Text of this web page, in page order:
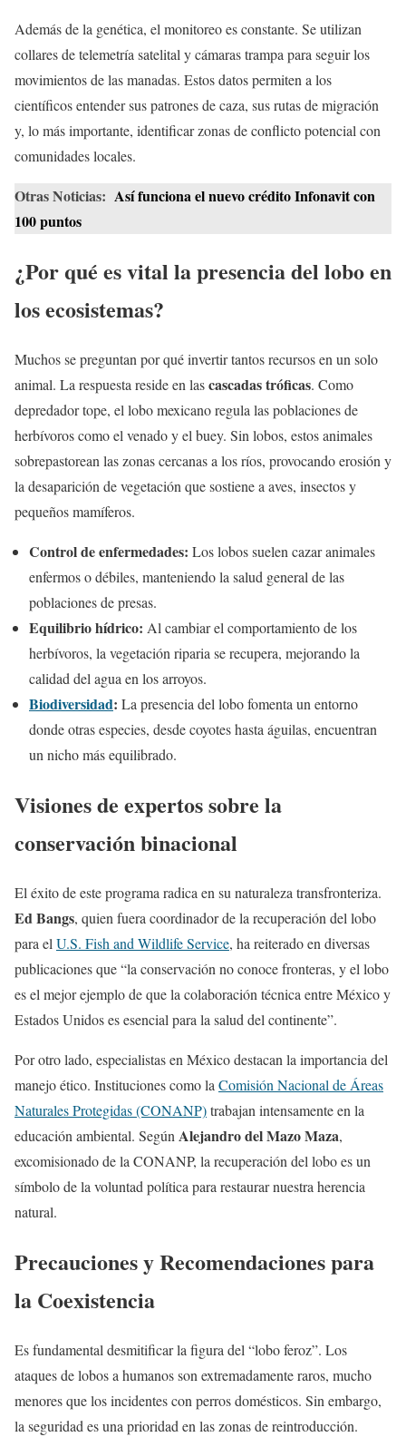
Además de la genética, el monitoreo es constante. Se utilizan
collares de telemetría satelital y cámaras trampa para seguir los
movimientos de las manadas. Estos datos permiten a los
científicos entender sus patrones de caza, sus rutas de migración
y, lo más importante, identificar zonas de conflicto potencial con
comunidades locales.
Otras Noticias: Así funciona el nuevo crédito Infonavit con
100 puntos
¿Por qué es vital la presencia del lobo en
los ecosistemas?
Muchos se preguntan por qué invertir tantos recursos en un solo
animal. La respuesta reside en lascascadas tróficas. Como
depredador tope, el lobo mexicano regula las poblaciones de
herbívoros como el venado y el buey. Sin lobos, estos animales
sobrepastorean las zonas cercanas a los ríos, provocando erosión y
la desaparición de vegetación que sostiene a aves, insectos y
pequeños mamíferos.
Control de enfermedades: Los lobos suelen cazar animales
enfermos o débiles, manteniendo la salud general de las
poblaciones de presas.
Equilibrio hídrico: Al cambiar el comportamiento de los
herbívoros, la vegetación riparia se recupera, mejorando la
calidad del agua en los arroyos.
Biodiversidad: La presencia del lobo fomenta un entorno
donde otras especies, desde coyotes hasta águilas, encuentran
un nicho más equilibrado.
Visiones de expertos sobre la
conservación binacional
El éxito de este programa radica en su naturaleza transfronteriza.
Ed Bangs, quien fuera coordinador de la recuperación del lobo
para el U.S. Fish and Wildlife Service, ha reiterado en diversas
publicaciones que “la conservación no conoce fronteras, y el lobo
es el mejor ejemplo de que la colaboración técnica entre México y
Estados Unidos es esencial para la salud del continente”.
Por otro lado, especialistas en México destacan la importancia del
manejo ético. Instituciones como la Comisión Nacional de Áreas
Naturales Protegidas (CONANP)trabajan intensamente en la
educación ambiental. Según Alejandro del Mazo Maza,
excomisionado de la CONANP, la recuperación del lobo es un
símbolo de la voluntad política para restaurar nuestra herencia
natural.
Precauciones y Recomendaciones para
la Coexistencia
Es fundamental desmitificar la figura del “lobo feroz”. Los
ataques de lobos a humanos son extremadamente raros, mucho
menores que los incidentes con perros domésticos. Sin embargo,
la seguridad es una prioridad en las zonas de reintroducción.